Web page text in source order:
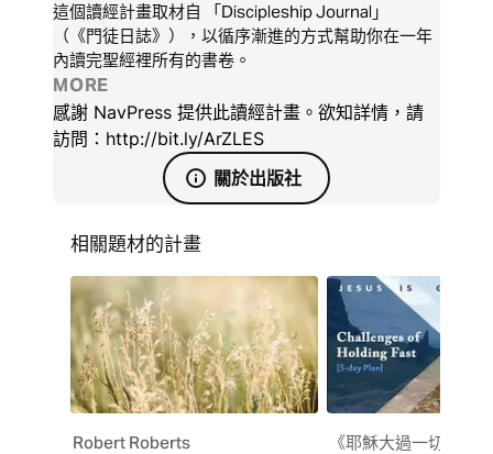
這個讀經計畫取材自 「Discipleship Journal」
（《門徒日誌》），以循序漸進的方式幫助你在一年
內讀完聖經裡所有的書卷。
MORE
感謝 NavPress 提供此讀經計畫。欲知詳情，請
訪問：http://bit.ly/ArZLES
關於出版社
相關題材的計畫
Robert Roberts
《耶穌大過一切》靈